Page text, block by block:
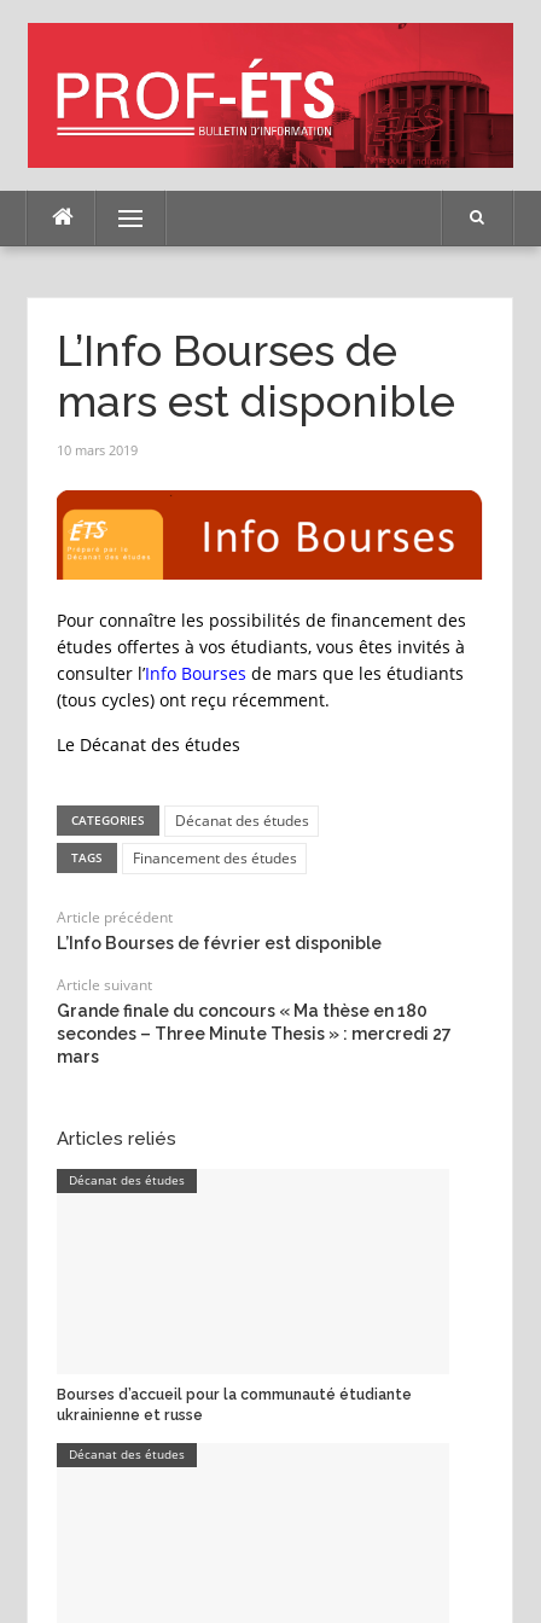
Menu
L’Info Bourses de
mars est disponible
10 mars 2019
Pour connaître les possibilités de financement des
études offertes à vos étudiants, vous êtes invités à
consulter l’Info Bourses de mars que les étudiants
(tous cycles) ont reçu récemment.
Le Décanat des études
CATEGORIES Décanat des études
TAGS Financement des études
Article précédent
L’Info Bourses de février est disponible
Article suivant
Grande finale du concours « Ma thèse en 180
secondes – Three Minute Thesis » : mercredi 27
mars
Articles reliés
Décanat des études
Bourses d’accueil pour la communauté étudiante
ukrainienne et russe
Décanat des études